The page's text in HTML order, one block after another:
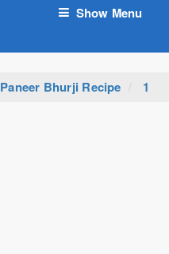
Show Menu
Paneer Bhurji Recipe 1